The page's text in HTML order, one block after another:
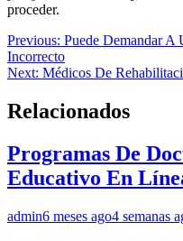
proceder.
Navegación
de
Previous: Puede Demandar
Incorrecto
Next: Médicos De
Relacionados
Programas De
Educativo En
admin6 meses ago4 semanas